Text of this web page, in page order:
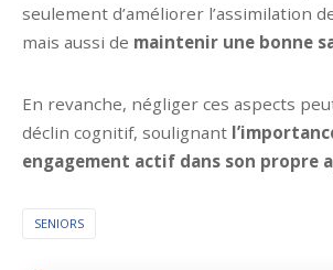
seulement d’améliorer l’assimilation
mais aussi de maintenir une bonne
En revanche, négliger ces aspects
déclin cognitif, soulignant
engagement actif dans son propre
SENIORS